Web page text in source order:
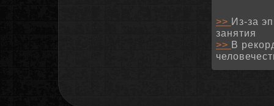
>> Из-за
занятия
>> В